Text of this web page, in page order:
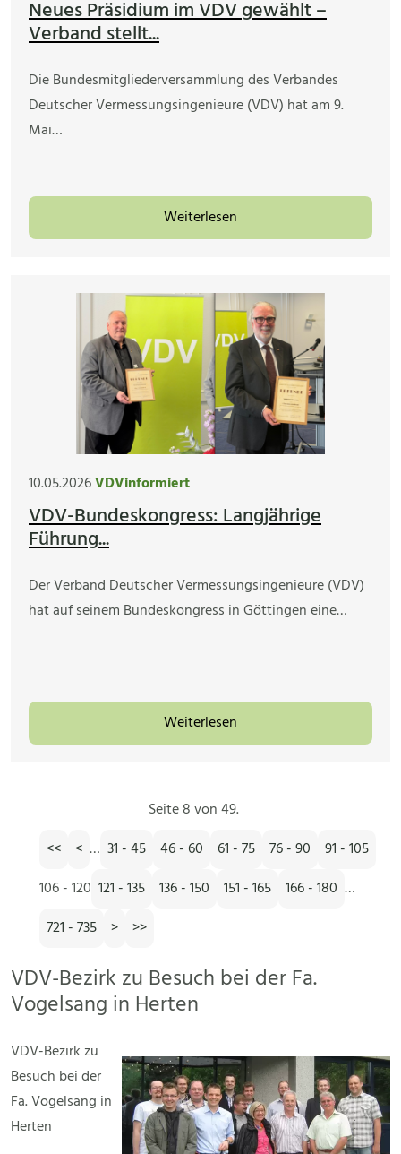
Neues Präsidium im VDV gewählt –
Verband stellt...
Die Bundesmitgliederversammlung des Verbandes
Deutscher Vermessungsingenieure (VDV) hat am 9.
Mai…
Weiterlesen
10.05.2026VDVinformiert
VDV-Bundeskongress: Langjährige
Führung...
Der Verband Deutscher Vermessungsingenieure (VDV)
hat auf seinem Bundeskongress in Göttingen eine…
Weiterlesen
Seite 8 von 49.
<<
< … 31 - 45 46 - 60 61 - 75 76 - 90
91 - 105
106 - 120 121 - 135 136 - 150 151 - 165 166 - 180 …
721 - 735
> >>
VDV-Bezirk zu Besuch bei der Fa.
Vogelsang in Herten
VDV-Bezirk zu
Besuch bei der
Fa. Vogelsang in
Herten